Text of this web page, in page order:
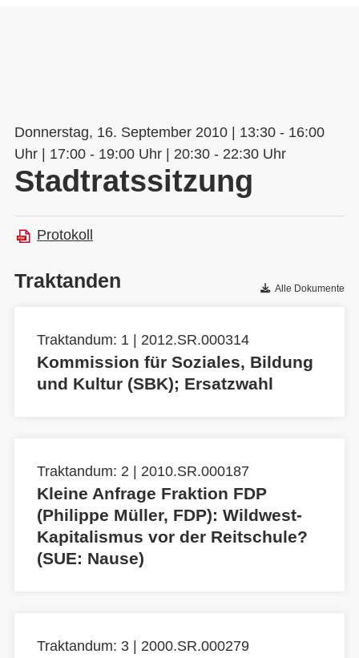
Donnerstag, 16. September 2010 | 13:30 - 16:00
Uhr | 17:00 - 19:00 Uhr | 20:30 - 22:30 Uhr
Stadtratssitzung
Protokoll
Traktanden Alle Dokumente
Traktandum: 1 | 2012.SR.000314
Kommission für Soziales, Bildung
und Kultur (SBK); Ersatzwahl
Traktandum: 2 | 2010.SR.000187
Kleine Anfrage Fraktion FDP
(Philippe Müller, FDP): Wildwest-
Kapitalismus vor der Reitschule?
(SUE: Nause)
Traktandum: 3 | 2000.SR.000279